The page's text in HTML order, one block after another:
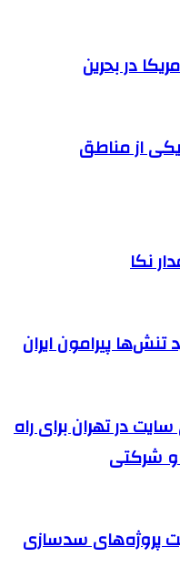
در بحرین
از مناطق
نکا
تنش‌ها پیرامون ایران
در تهران برای راه
شرکتی
پروژه‌های سدسازی